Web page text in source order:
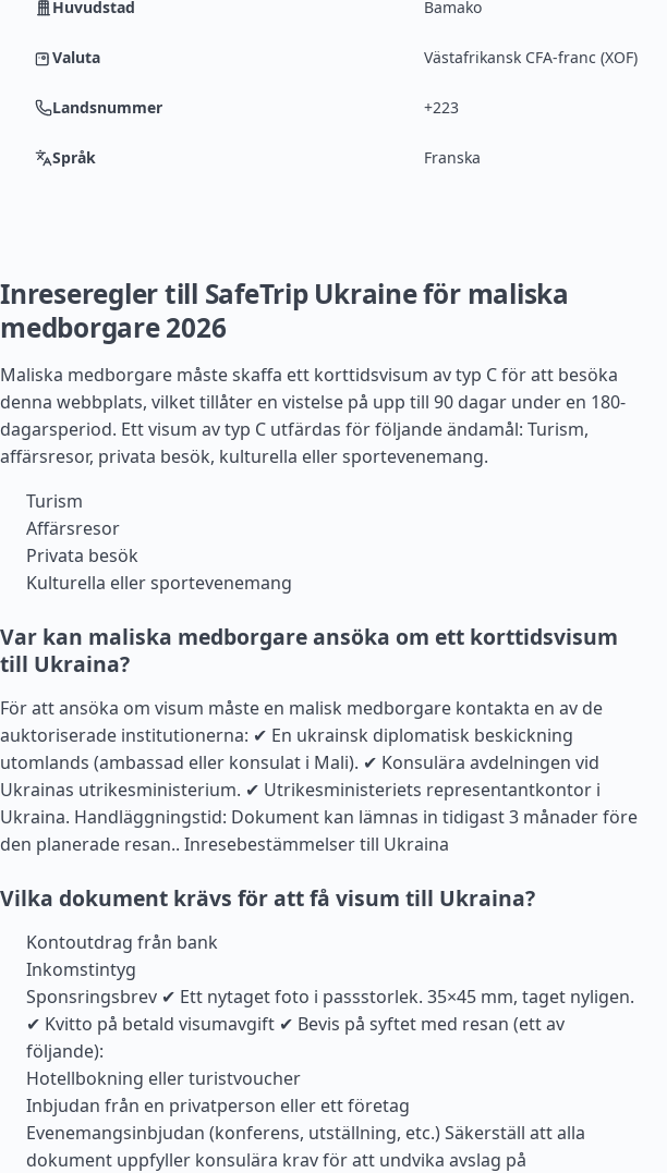
Huvudstad Bamako
Valuta Västafrikansk CFA-franc (XOF)
Landsnummer +223
Språk Franska
Inreseregler till SafeTrip Ukraine för maliska
medborgare 2026
Maliska medborgare måste skaffa ett korttidsvisum av typ C för att besöka
denna webbplats, vilket tillåter en vistelse på upp till 90 dagar under en 180-
dagarsperiod. Ett visum av typ C utfärdas för följande ändamål: Turism,
affärsresor, privata besök, kulturella eller sportevenemang.
Turism
Affärsresor
Privata besök
Kulturella eller sportevenemang
Var kan maliska medborgare ansöka om ett korttidsvisum
till Ukraina?
För att ansöka om visum måste en malisk medborgare kontakta en av de
auktoriserade institutionerna: ✔ En ukrainsk diplomatisk beskickning
utomlands (ambassad eller konsulat i Mali). ✔ Konsulära avdelningen vid
Ukrainas utrikesministerium. ✔ Utrikesministeriets representantkontor i
Ukraina. Handläggningstid: Dokument kan lämnas in tidigast 3 månader före
den planerade resan.. Inresebestämmelser till Ukraina
Vilka dokument krävs för att få visum till Ukraina?
Kontoutdrag från bank
Inkomstintyg
Sponsringsbrev ✔ Ett nytaget foto i passstorlek. 35×45 mm, taget nyligen.
✔ Kvitto på betald visumavgift ✔ Bevis på syftet med resan (ett av
följande):
Hotellbokning eller turistvoucher
Inbjudan från en privatperson eller ett företag
Evenemangsinbjudan (konferens, utställning, etc.) Säkerställ att alla
dokument uppfyller konsulära krav för att undvika avslag på